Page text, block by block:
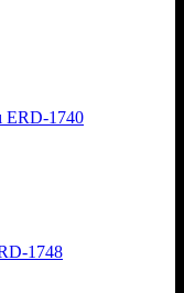
ERD-1740
1748